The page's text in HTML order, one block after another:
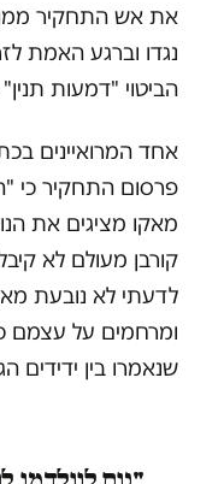
את אש התחקיר
נגדו וברגע האמת
הביטוי "דמעות
אחד המרואיינים
פרסום התחקיר כי
מאקו מציגים את
קורבן מעולם לא
לדעתי לא נובעת
ומרחמים על עצמם
שנאמרו בין ידידים